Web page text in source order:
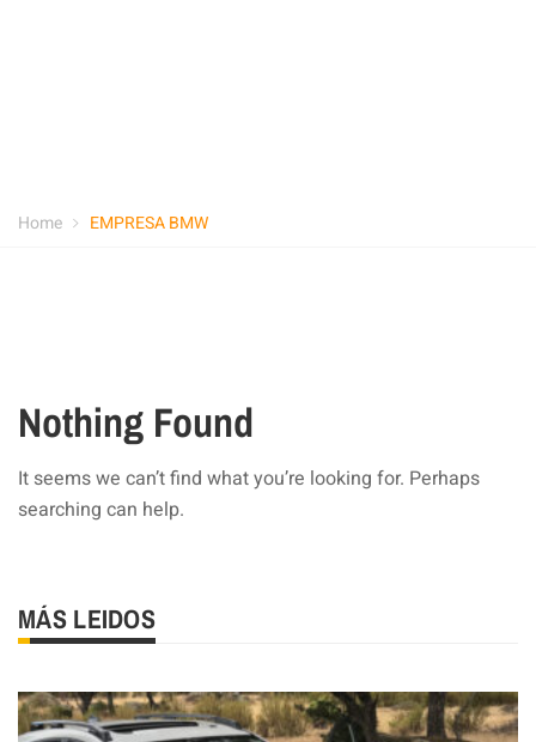
Home EMPRESA BMW
Nothing Found
It seems we can’t find what you’re looking for. Perhaps
searching can help.
MÁS LEIDOS